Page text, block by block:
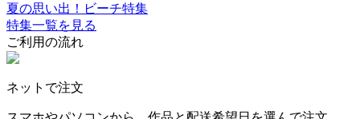
夏の思い出！ビーチ特集
特集一覧を見る
ご利用の流れ
ネットで注文